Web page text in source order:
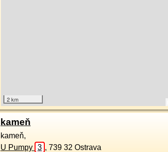
2 km
kameň
kameň,
U Pumpy 3 , 739 32 Ostrava